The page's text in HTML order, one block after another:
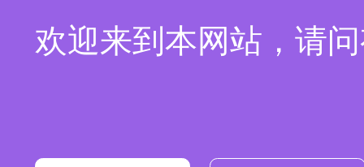
欢迎来到本网站，请